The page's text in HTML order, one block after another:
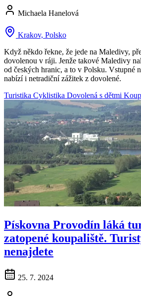
Michaela Hanelová
Krakov, Polsko
Když někdo řekne, že jede na Maledivy,
dovolenou v ráji. Jenže takové Maledivy
od českých hranic, a to v Polsku. Vstupné
nabízí i netradiční zážitek z dovolené.
Turistika Cyklistika Dovolená s dětmi
Pískovna Provodín láká
zatopené koupaliště.
nenajdete
25. 7. 2024